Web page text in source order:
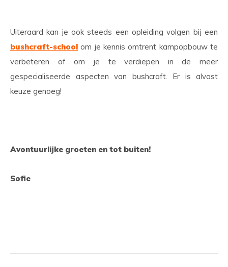
Uiteraard kan je ook steeds een opleiding volgen bij een
bushcraft-school om je kennis omtrent kampopbouw te
verbeteren of om je te verdiepen in de meer
gespecialiseerde aspecten van bushcraft. Er is alvast
keuze genoeg!
Avontuurlijke groeten en tot buiten!
Sofie